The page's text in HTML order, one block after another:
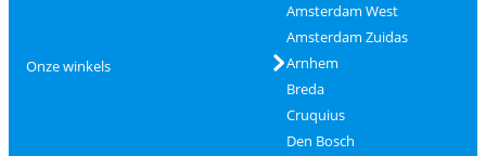
Onze winkels
Amsterdam West
Amsterdam Zuidas
Arnhem
Breda
Cruquius
Den Bosch